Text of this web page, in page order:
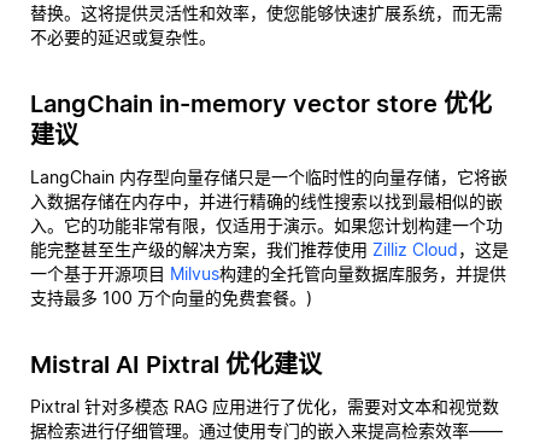
替换。这将提供灵活性和效率，使您能够快速扩展系统，而无需
不必要的延迟或复杂性。
LangChain in-memory vector store 优化
建议
LangChain 内存型向量存储只是一个临时性的向量存储，它将嵌
入数据存储在内存中，并进行精确的线性搜索以找到最相似的嵌
入。它的功能非常有限，仅适用于演示。如果您计划构建一个功
能完整甚至生产级的解决方案，我们推荐使用 Zilliz Cloud，这是
一个基于开源项目 Milvus构建的全托管向量数据库服务，并提供
支持最多 100 万个向量的免费套餐。)
Mistral AI Pixtral 优化建议
Pixtral 针对多模态 RAG 应用进行了优化，需要对文本和视觉数
据检索进行仔细管理。通过使用专门的嵌入来提高检索效率——